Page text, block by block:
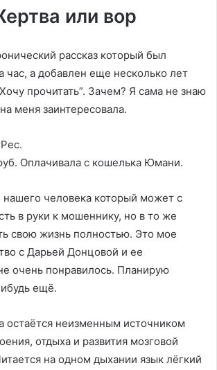
или вор
рассказ который был
час, а добавлен еще несколько лет
прочитать”. Зачем? Я сама не знаю
меня заинтересовала.
Оплачивала с кошелька Юмани.
нашего человека который может с
в руки к мошеннику, но в то же
свою жизнь полностью. Это мое
с Дарьей Донцовой и ее
очень понравилось. Планирую
ещё.
остаётся неизменным источником
отдыха и развития мозговой
на одном дыхании язык лёгкий